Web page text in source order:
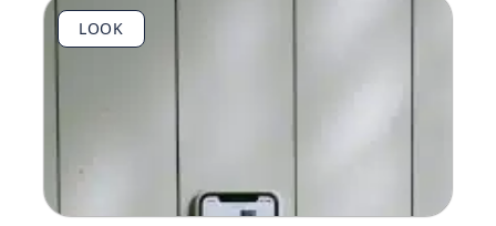
LOOK